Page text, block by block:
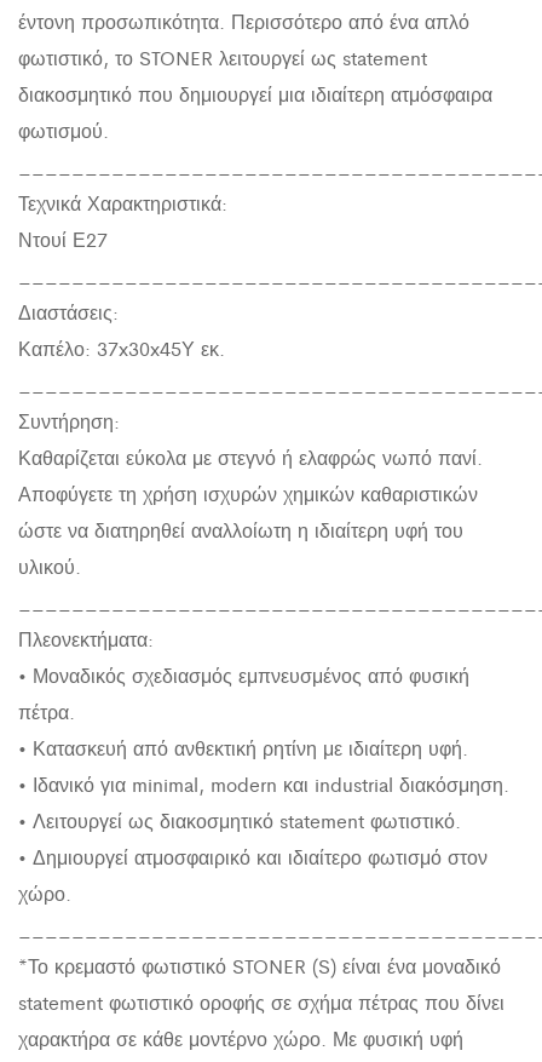
έντονη προσωπικότητα. Περισσότερο από ένα απλό
φωτιστικό, το STONER λειτουργεί ως statement
διακοσμητικό που δημιουργεί μια ιδιαίτερη ατμόσφαιρα
φωτισμού.
Τεχνικά Χαρακτηριστικά:
Ντουί Ε27
Διαστάσεις:
Καπέλο: 37x30x45Υ εκ.
Συντήρηση:
Καθαρίζεται εύκολα με στεγνό ή ελαφρώς νωπό πανί.
Αποφύγετε τη χρήση ισχυρών χημικών καθαριστικών
ώστε να διατηρηθεί αναλλοίωτη η ιδιαίτερη υφή του
υλικού.
Πλεονεκτήματα:
• Μοναδικός σχεδιασμός εμπνευσμένος από φυσική
πέτρα.
• Κατασκευή από ανθεκτική ρητίνη με ιδιαίτερη υφή.
• Ιδανικό για minimal, modern και industrial διακόσμηση.
• Λειτουργεί ως διακοσμητικό statement φωτιστικό.
• Δημιουργεί ατμοσφαιρικό και ιδιαίτερο φωτισμό στον
χώρο.
*Το κρεμαστό φωτιστικό STONER (S) είναι ένα μοναδικό
statement φωτιστικό οροφής σε σχήμα πέτρας που δίνει
χαρακτήρα σε κάθε μοντέρνο χώρο. Με φυσική υφή